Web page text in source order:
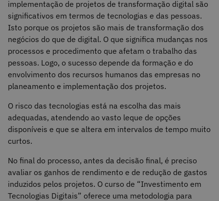
implementação de projetos de transformação digital são
significativos em termos de tecnologias e das pessoas.
Isto porque os projetos são mais de transformação dos
negócios do que de digital. O que significa mudanças nos
processos e procedimento que afetam o trabalho das
pessoas. Logo, o sucesso depende da formação e do
envolvimento dos recursos humanos das empresas no
planeamento e implementação dos projetos.
O risco das tecnologias está na escolha das mais
adequadas, atendendo ao vasto leque de opções
disponíveis e que se altera em intervalos de tempo muito
curtos.
No final do processo, antes da decisão final, é preciso
avaliar os ganhos de rendimento e de redução de gastos
induzidos pelos projetos. O curso de “Investimento em
Tecnologias Digitais” oferece uma metodologia para